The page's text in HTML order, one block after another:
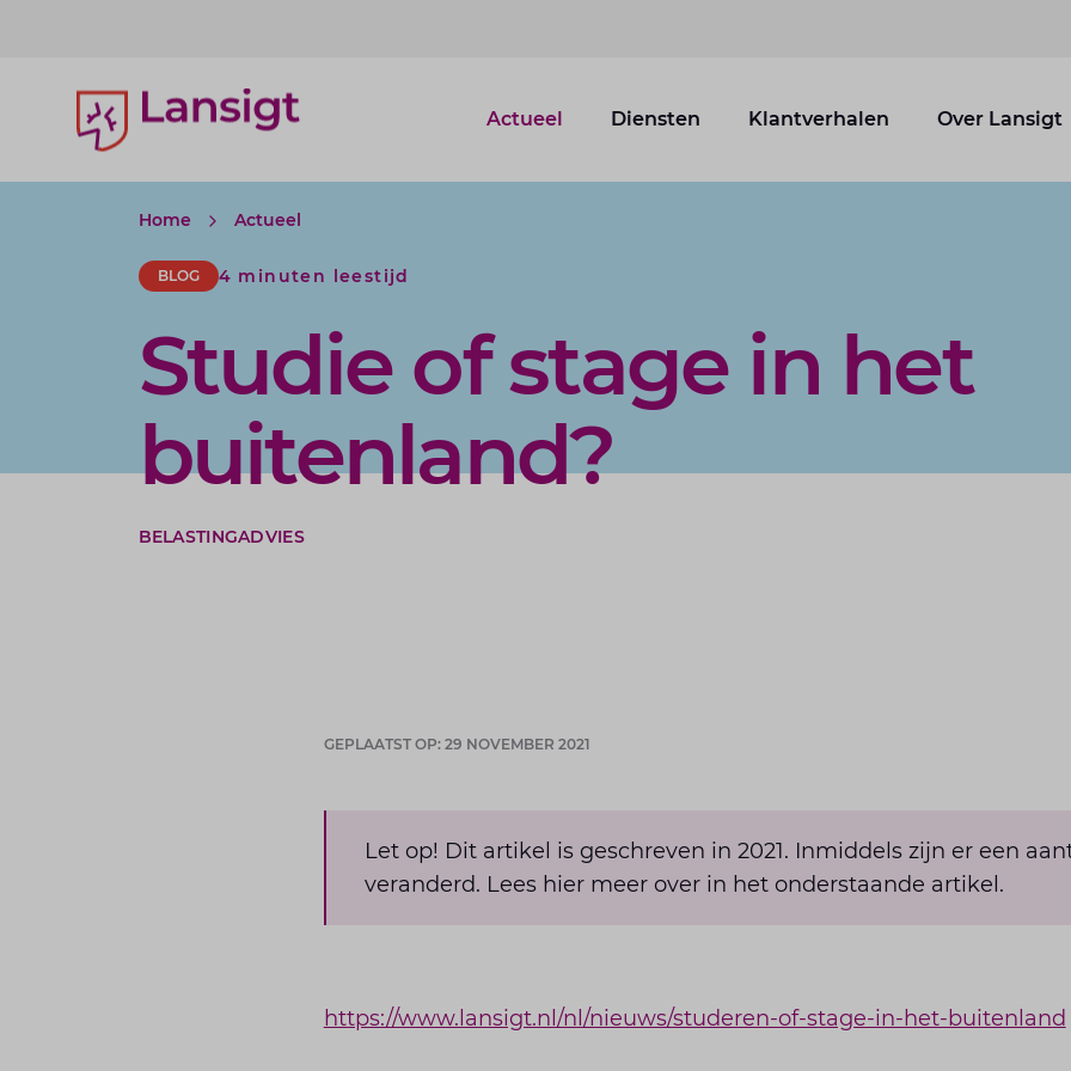
Lansigt Accountants logo
Actueel Diensten Klantverhalen Over Lansigt
Home Actueel
BLOG 4 minuten leestijd
Studie of stage in het
buitenland?
BELASTINGADVIES
GEPLAATST OP: 29 NOVEMBER 2021
Let op! Dit artikel is geschreven in 2021. Inmiddels zijn er een
veranderd. Lees hier meer over in het onderstaande artikel.
https://www.lansigt.nl/nl/nieuws/studeren-of-stage-in-het-buitenland